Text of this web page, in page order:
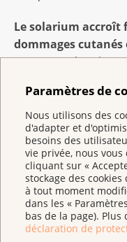
Paramètres de
Nous utilisons des
d'adapter et
besoins des
vie privée, nous
cliquant sur «
stockage des
à tout moment
dans les «
bas de la page).
déclaration de
Le solarium accroît
dommages cutanés
mieux protéger les
2019 par
protection contre
non ionisant et au
la santé, on
possible au
l'OFSP.
À travers leur
cancer de la peau